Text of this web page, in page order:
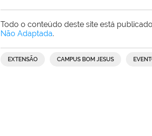
Todo o conteúdo deste site está
Não Adaptada.
EXTENSÃO CAMPUS BOM JESUS